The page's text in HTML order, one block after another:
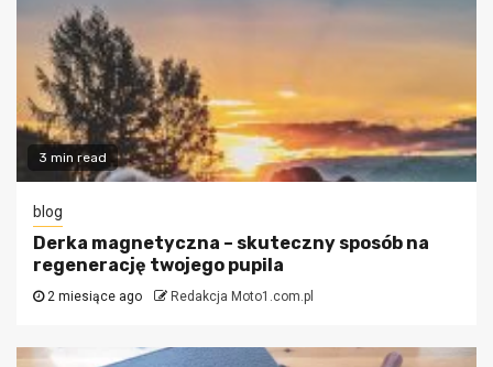
3 min read
blog
Derka magnetyczna – skuteczny sposób na
regenerację twojego pupila
2 miesiące ago Redakcja Moto1.com.pl